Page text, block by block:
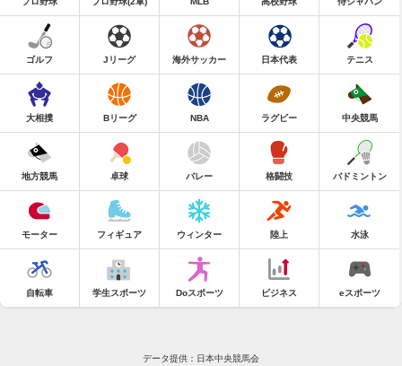
ゴルフ Jリーグ 海外サッカー 日本代表 テニス
大相撲 Bリーグ NBA ラグビー 中央競馬
地方競馬 卓球 バレー 格闘技 バドミントン
モーター フィギュア ウィンター 陸上 水泳
自転車 学生スポーツ Doスポーツ ビジネス eスポーツ
データ提供：日本中央競馬会